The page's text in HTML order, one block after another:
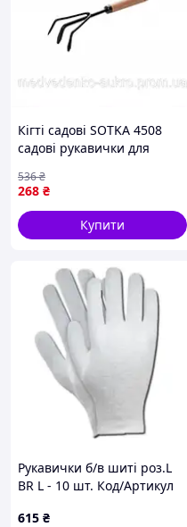
Кігті садові SOTKA 4508
садові рукавички для
зручні та міцні
268 ₴
536₴
Купити
Рукавички б/в шиті роз.L
BR L - 10 шт. Код/Артикул
615 ₴